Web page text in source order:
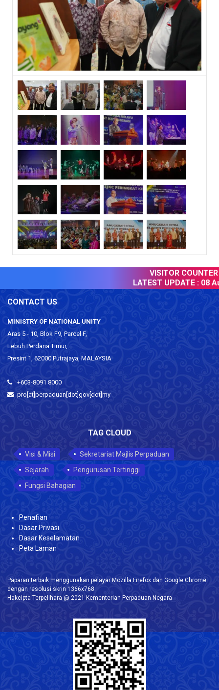
VISITOR COUNTER :
LATEST UPDATE : 08
CONTACT US
MINISTRY OF NATIONAL UNITY
Aras 5 - 10, Blok F9, Parcel F,
Lebuh Perdana Timur,
Presint 1, 62000 Putrajaya, MALAYSIA
+603-8091 8000
pro[at]perpaduan[dot]gov[dot]my
TAG CLOUD
Visi & Misi
Sekretariat Majlis Perpaduan
Sejarah
Pengurusan Tertinggi
Fungsi Bahagian
Penafian
Dasar Privasi
Dasar Keselamatan
Peta Laman
Paparan terbaik menggunakan pelayar Mozilla Firefox dan Google Chrome
dengan resolusi skrin 1366x768.
Hakcipta Terpelihara @ 2021 Kementerian Perpaduan Negara